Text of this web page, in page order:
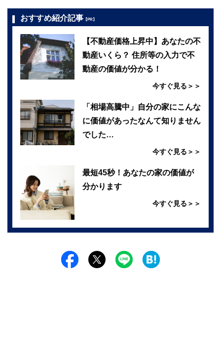
おすすめ紹介記事 【PR】
【不動産価格上昇中】あなたの不
動産いくら？ 住所等の入力で不
動産の価値が分かる！
今すぐ見る＞＞
「相場高騰中」自分の家にこんな
に価値があったなんて知りません
でした…
今すぐ見る＞＞
最短45秒！あなたの家の価値が
分かります
今すぐ見る＞＞